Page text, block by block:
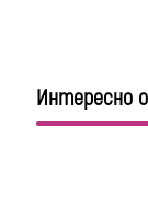
Интересно